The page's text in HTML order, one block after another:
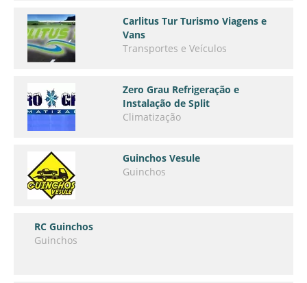
Carlitus Tur Turismo Viagens e
Vans
Transportes e Veículos
Zero Grau Refrigeração e
Instalação de Split
Climatização
Guinchos Vesule
Guinchos
RC Guinchos
Guinchos